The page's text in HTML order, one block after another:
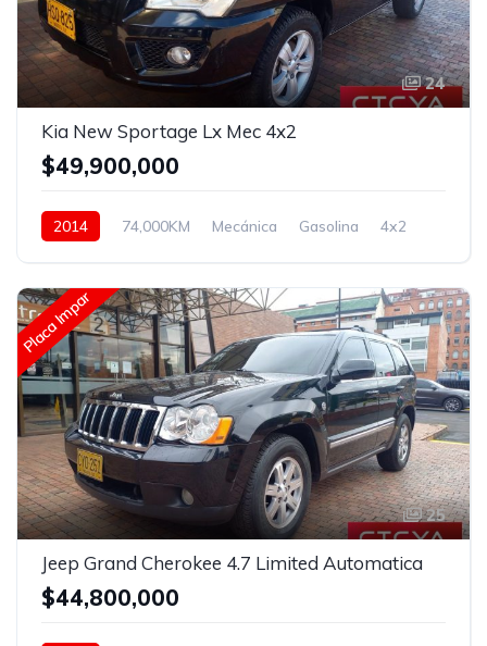
24
Kia New Sportage Lx Mec 4x2
$49,900,000
2014 74,000KM Mecánica Gasolina 4x2
Placa Impar
25
Jeep Grand Cherokee 4.7 Limited Automatica
$44,800,000